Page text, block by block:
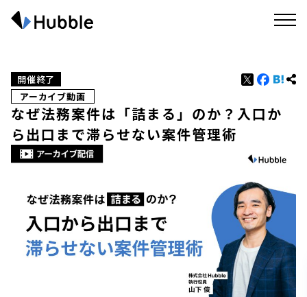
開催終了
アーカイブ動画
なぜ法務案件は「詰まる」のか？入口か
ら出口まで滞らせない案件管理術